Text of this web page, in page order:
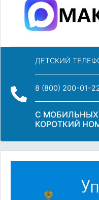
ДЕТСКИЙ
8 (800) 200-01-
С
КОРОТКИЙ